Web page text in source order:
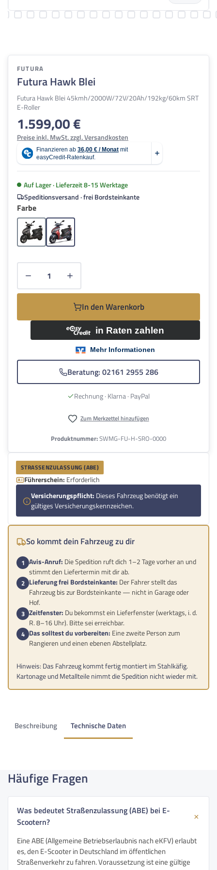
FUTURA
Futura Hawk Blei
Futura Hawk Blei 45kmh/2000W/72V/20Ah/192kg/60km SRT
E-Roller
Regulärer Preis:
1.599,00 €
Preise inkl. MwSt. zzgl. Versandkosten
Auf Lager · Lieferzeit 8-15 Werktage
Speditionsversand · frei Bordsteinkante
Farbeauswählen
SchwarzSchwarz / Rot
Produkt Anzahl: Gib den gewünschten
In den Warenkorb
Beratung: 02161 2955 286
Rechnung · Klarna · PayPal
Zum Merkzettel hinzufügen
Produktnummer:SWMG-FU-H-SRO-0000
STRASSENZULASSUNG (ABE)
Führerschein: Erforderlich
Versicherungspflicht: Dieses Fahrzeug benötigt ein
gültiges Versicherungskennzeichen.
So kommt dein Fahrzeug zu dir
Avis-Anruf: Die Spedition ruft dich 1–2 Tage vorher an und
stimmt den Liefertermin mit dir ab.
Lieferung frei Bordsteinkante: Der Fahrer stellt das
Fahrzeug bis zur Bordsteinkante — nicht in Garage oder
Hof.
Zeitfenster: Du bekommst ein Lieferfenster (werktags, i. d.
R. 8–16 Uhr). Bitte sei erreichbar.
Das solltest du vorbereiten: Eine zweite Person zum
Rangieren und einen ebenen Abstellplatz.
Hinweis: Das Fahrzeug kommt fertig montiert im Stahlkäfig.
Kartonage und Metallteile nimmt die Spedition nicht wieder mit.
Beschreibung Technische Daten
Häufige Fragen
Was bedeutet Straßenzulassung (ABE) bei E-
Scootern?
Eine ABE (Allgemeine Betriebserlaubnis nach eKFV) erlaubt
es, den E-Scooter in Deutschland im öffentlichen
Straßenverkehr zu fahren. Voraussetzung ist eine gültige